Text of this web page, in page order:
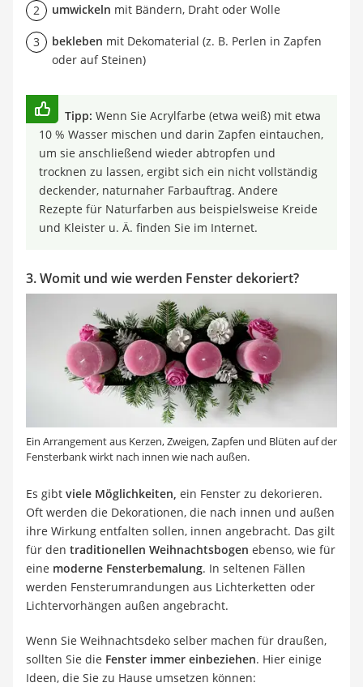
umwickeln mit Bändern, Draht oder Wolle
bekleben mit Dekomaterial (z. B. Perlen in Zapfen
oder auf Steinen)
Tipp: Wenn Sie Acrylfarbe (etwa weiß) mit etwa
10 % Wasser mischen und darin Zapfen eintauchen,
um sie anschließend wieder abtropfen und
trocknen zu lassen, ergibt sich ein nicht vollständig
deckender, naturnaher Farbauftrag. Andere
Rezepte für Naturfarben aus beispielsweise Kreide
und Kleister u. Ä. finden Sie im Internet.
3. Womit und wie werden Fenster dekoriert?
Ein Arrangement aus Kerzen, Zweigen, Zapfen und Blüten auf der
Fensterbank wirkt nach innen wie nach außen.
Es gibt viele Möglichkeiten, ein Fenster zu dekorieren.
Oft werden die Dekorationen, die nach innen und außen
ihre Wirkung entfalten sollen, innen angebracht. Das gilt
für den traditionellen Weihnachtsbogen ebenso, wie für
eine moderne Fensterbemalung. In seltenen Fällen
werden Fensterumrandungen aus Lichterketten oder
Lichtervorhängen außen angebracht.
Wenn Sie Weihnachtsdeko selber machen für draußen,
sollten Sie die Fenster immer einbeziehen. Hier einige
Ideen, die Sie zu Hause umsetzen können: